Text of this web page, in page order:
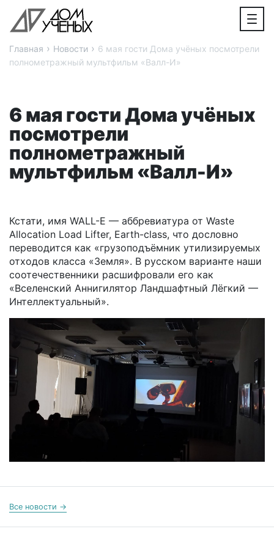
Главная › Новости › 6 мая гости Дома учёных посмотрели
полнометражный мультфильм «Валл-И»
6 мая гости Дома учёных
посмотрели
полнометражный
мультфильм «Валл-И»
Кстати, имя WALL-E — аббревиатура от Waste
Allocation Load Lifter, Earth-class, что дословно
переводится как «грузоподъёмник утилизируемых
отходов класса «Земля». В русском варианте наши
соотечественники расшифровали его как
«Вселенский Аннигилятор Ландшафтный Лёгкий —
Интеллектуальный».
Все новости →